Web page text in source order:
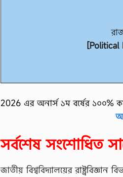
[Political
2026 এর অনার্স ১ম বর্ষের ১০০%
সর্বশেষ সংশোধিত
জাতীয় বিশ্ববিদ্যালয়ের